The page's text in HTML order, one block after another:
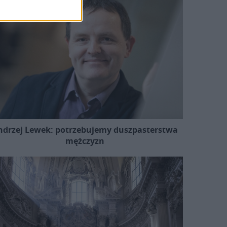
Lewek: potrzebujemy duszpasterstwa
mężczyzn